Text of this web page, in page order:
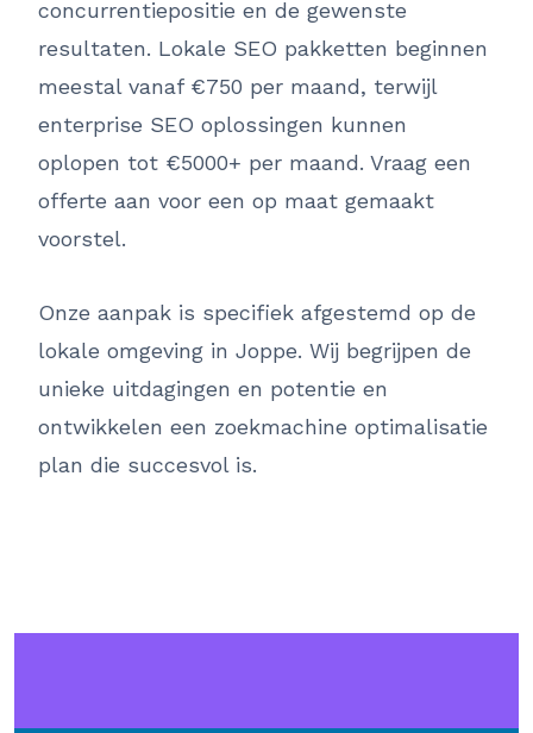
concurrentiepositie en de gewenste
resultaten. Lokale SEO pakketten beginnen
meestal vanaf €750 per maand, terwijl
enterprise SEO oplossingen kunnen
oplopen tot €5000+ per maand. Vraag een
offerte aan voor een op maat gemaakt
voorstel.
Onze aanpak is specifiek afgestemd op de
lokale omgeving in Joppe. Wij begrijpen de
unieke uitdagingen en potentie en
ontwikkelen een zoekmachine optimalisatie
plan die succesvol is.